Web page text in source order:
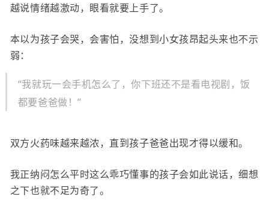
越说情绪越激动，眼看就要上手了。
本以为孩子会哭，会害怕，没想到小女孩昂起头来也不示
弱：
“我就玩一会手机怎么了，你下班还不是看电视剧，饭
都要爸爸做！”
双方火药味越来越浓，直到孩子爸爸出现才得以缓和。
我正纳闷怎么平时这么乖巧懂事的孩子会如此说话，细想
之下也就不足为奇了。